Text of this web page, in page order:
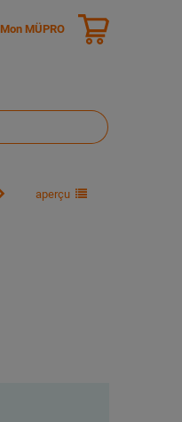
Mon MÜPRO
aperçu